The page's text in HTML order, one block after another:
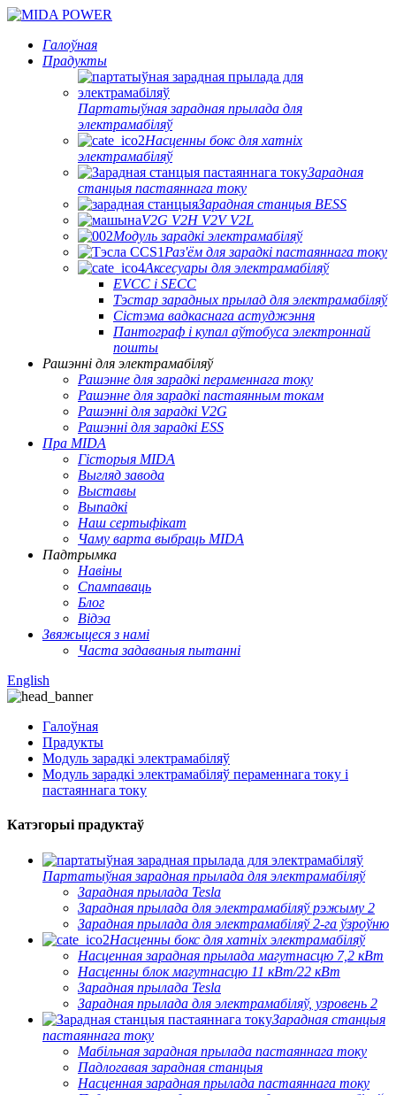
Галоўная
Прадукты
Партатыўная зарадная прылада для
электрамабіляў
Насценны бокс для хатніх
электрамабіляў
Зарадная
станцыя пастаяннага току
Зарадная станцыя BESS
V2G V2H V2V V2L
Модуль зарадкі электрамабіляў
Раз'ём для зарадкі пастаяннага току
Аксесуары для электрамабіляў
EVCC і SECC
Тэстар зарадных прылад для электрамабіляў
Сістэма вадкаснага астуджэння
Пантограф і купал аўтобуса электроннай
пошты
Рашэнні для электрамабіляў
Рашэнне для зарадкі пераменнага току
Рашэнне для зарадкі пастаянным токам
Рашэнні для зарадкі V2G
Рашэнні для зарадкі ESS
Пра MIDA
Гісторыя MIDA
Выгляд завода
Выставы
Выпадкі
Наш сертыфікат
Чаму варта выбраць MIDA
Падтрымка
Навіны
Спампаваць
Блог
Відэа
Звяжыцеся з намі
Часта задаваныя пытанні
English
Галоўная
Прадукты
Модуль зарадкі электрамабіляў
Модуль зарадкі электрамабіляў пераменнага току і
пастаяннага току
Катэгорыі прадуктаў
Партатыўная зарадная прылада для электрамабіляў
Зарадная прылада Tesla
Зарадная прылада для электрамабіляў рэжыму 2
Зарадная прылада для электрамабіляў 2-га ўзроўню
Насценны бокс для хатніх электрамабіляў
Насценная зарадная прылада магутнасцю 7,2 кВт
Насценны блок магутнасцю 11 кВт/22 кВт
Зарадная прылада Tesla
Зарадная прылада для электрамабіляў, узровень 2
Зарадная станцыя
пастаяннага току
Мабільная зарадная прылада пастаяннага току
Падлогавая зарадная станцыя
Насценная зарадная прылада пастаяннага току